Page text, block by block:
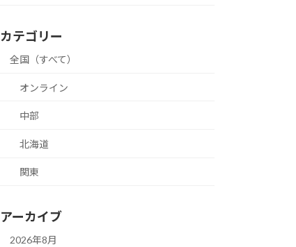
カテゴリー
全国（すべて）
オンライン
中部
北海道
関東
アーカイブ
2026年8月